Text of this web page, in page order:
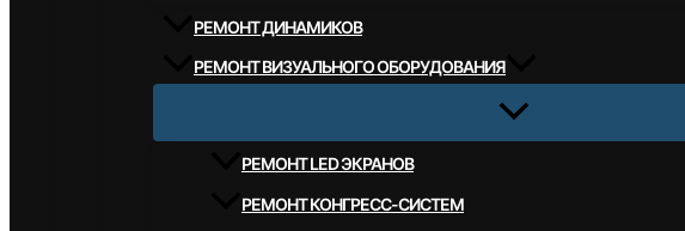
РЕМОНТ ДИНАМИКОВ
РЕМОНТ ВИЗУАЛЬНОГО ОБОРУДОВАНИЯ
РЕМОНТ LED ЭКРАНОВ
РЕМОНТ КОНГРЕСС-СИСТЕМ